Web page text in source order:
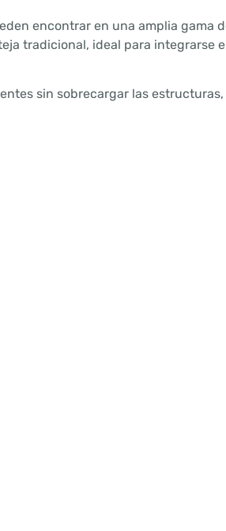
encontrar en una amplia gama
tradicional, ideal para integrarse
sin sobrecargar las estructuras,